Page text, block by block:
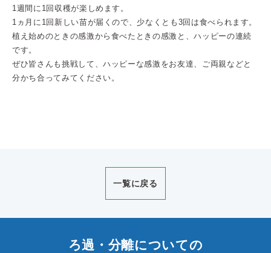
1週間に1回収穫が楽しめます。
1ヵ月に1回新しい苗が届くので、少なくとも3回は食べられます。
植え始めのときの感激から食べたときの感激と、ハッピーの連続
です。
ぜひ皆さんも挑戦して、ハッピーな感激をお友達、ご両親などと
分かち合ってみてください。
一覧に戻る
ろ過・分離についての